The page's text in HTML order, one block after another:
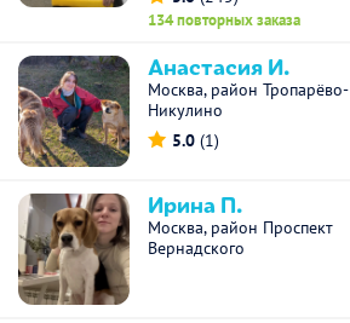
134 повторных заказа
Анастасия И.
Москва, район Тропарёво-
Никулино
5.0 (1)
Ирина П.
Москва, район Проспект
Вернадского